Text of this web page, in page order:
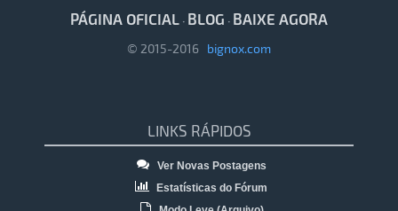
PÁGINA OFICIAL · BLOG · BAIXE AGORA
© 2015-2016 bignox.com
LINKS RÁPIDOS
Ver Novas Postagens
Estatísticas do Fórum